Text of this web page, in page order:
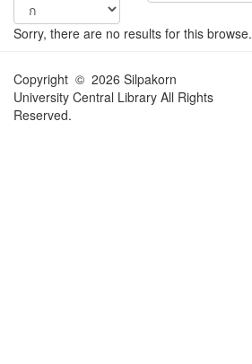
Sorry, there are no results for this browse.
Copyright © 2026 Silpakorn
University Central Library All Rights
Reserved.